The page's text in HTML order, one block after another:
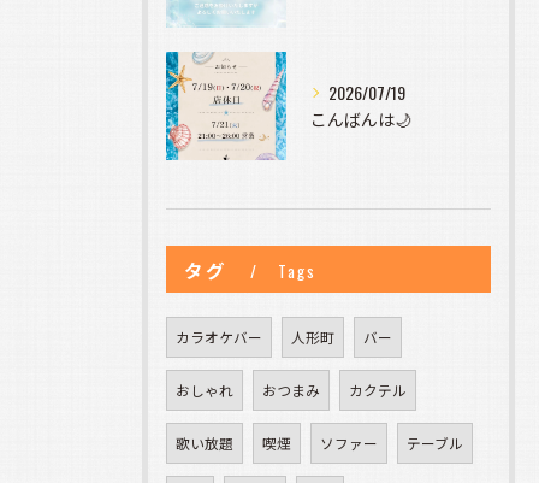
2026/07/19
こんばんは🌙
タグ Tags
カラオケバー 人形町 バー
おしゃれ おつまみ カクテル
歌い放題 喫煙 ソファー テーブル